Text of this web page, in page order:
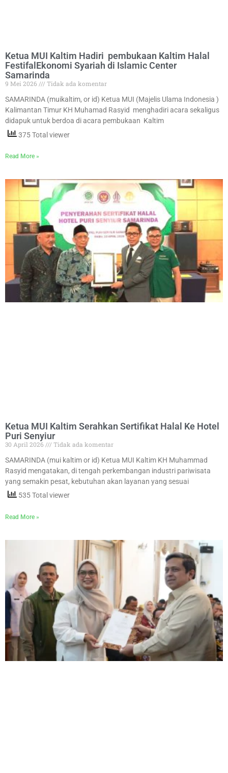
Ketua MUI Kaltim Hadiri pembukaan Kaltim Halal
FestifalEkonomi Syariah di Islamic Center
Samarinda
9 Mei 2026
Tidak ada komentar
SAMARINDA (muikaltim, or id) Ketua MUI (Majelis Ulama Indonesia )
Kalimantan Timur KH Muhamad Rasyid menghadiri acara sekaligus
didapuk untuk berdoa di acara pembukaan Kaltim
375 Total viewer
Read More »
Ketua MUI Kaltim Serahkan Sertifikat Halal Ke Hotel
Puri Senyiur
30 April 2026
Tidak ada komentar
SAMARINDA (mui kaltim or id) Ketua MUI Kaltim KH Muhammad
Rasyid mengatakan, di tengah perkembangan industri pariwisata
yang semakin pesat, kebutuhan akan layanan yang sesuai
535 Total viewer
Read More »